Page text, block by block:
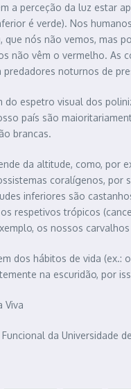
a perceção da luz estar
é verde). Nos
nós não vemos, mas
não vêm o vermelho. As
noturnos de
do espetro visual dos
país são
brancas.
da altitude, como, por
coralígenos,
inferiores são
respetivos trópicos
os nossos
dos hábitos de vida
na escuridão, por
Viva
da Universidade